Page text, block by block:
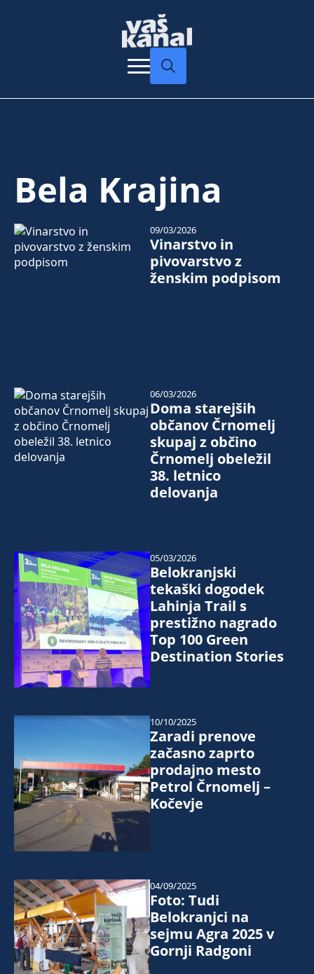
Bela Krajina
Vinarstvo in
pivovarstvo z
ženskim podpisom
09/03/2026
Doma starejših
občanov Črnomelj
skupaj z občino
Črnomelj obeležil
38. letnico
delovanja
06/03/2026
Belokranjski
tekaški dogodek
Lahinja Trail s
prestižno nagrado
Top 100 Green
Destination Stories
05/03/2026
Zaradi prenove
začasno zaprto
prodajno mesto
Petrol Črnomelj –
Kočevje
10/10/2025
Foto: Tudi
Belokranjci na
sejmu Agra 2025 v
Gornji Radgoni
04/09/2025